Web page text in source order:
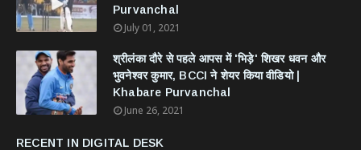
Purvanchal
July 01, 2021
श्रीलंका दौरे से पहले आपस में 'भिड़े' शिखर धवन और
भुवनेश्वर कुमार, BCCI ने शेयर किया वीडियो |
Khabare Purvanchal
June 26, 2021
RECENT IN DIGITAL DESK